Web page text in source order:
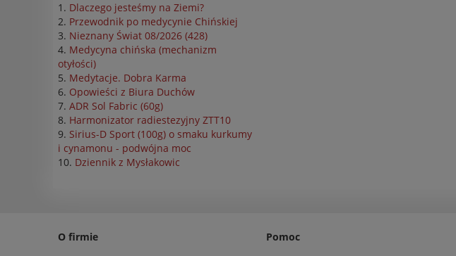
Dlaczego jesteśmy na Ziemi?
Przewodnik po medycynie Chińskiej
Nieznany Świat 08/2026 (428)
Medycyna chińska (mechanizm
otyłości)
Medytacje. Dobra Karma
Opowieści z Biura Duchów
ADR Sol Fabric (60g)
Harmonizator radiestezyjny ZTT10
Sirius-D Sport (100g) o smaku kurkumy
i cynamonu - podwójna moc
Dziennik z Mysłakowic
O firmie Pomoc